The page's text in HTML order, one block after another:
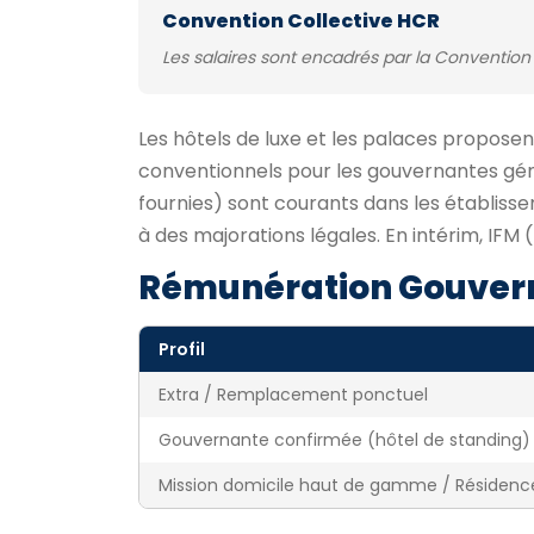
Convention Collective HCR
Les salaires sont encadrés par la
Les hôtels de luxe et les palaces
conventionnels pour les gouvernantes
fournies) sont courants dans les
à des majorations légales. En intérim, IFM
Rémunération
Profil
Extra / Remplacement ponctuel
Gouvernante confirmée (hôtel de standing)
Mission domicile haut de gamme /